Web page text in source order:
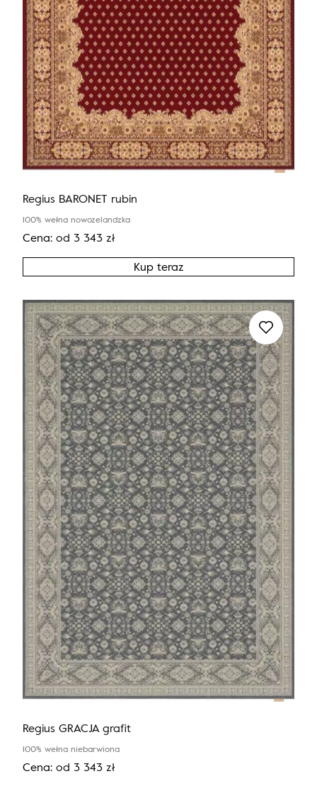
Regius BARONET rubin
100% wełna nowozelandzka
Cena: od 3 343 zł
Kup teraz
Regius GRACJA grafit
100% wełna niebarwiona
Cena: od 3 343 zł